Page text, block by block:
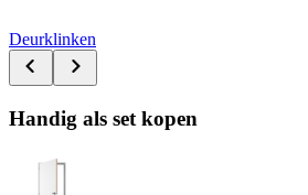
Deurklinken
Handig als set kopen